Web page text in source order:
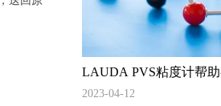
LAUDA PVS粘度计帮
质量
2023-04-12